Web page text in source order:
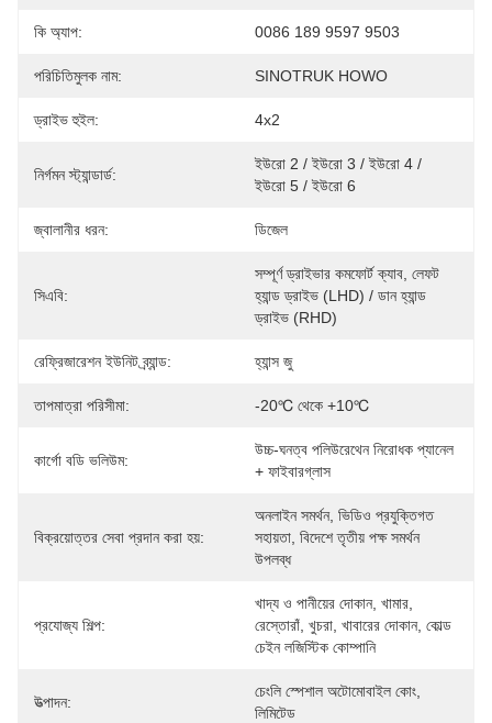
কি অ্যাপ: 0086 189 9597 9503
পরিচিতিমুলক নাম: SINOTRUK HOWO
ড্রাইভ হুইল: 4x2
নির্গমন স্ট্যান্ডার্ড:
ইউরো 2 / ইউরো 3 / ইউরো 4 /
ইউরো 5 / ইউরো 6
জ্বালানীর ধরন: ডিজেল
সিএবি:
সম্পূর্ণ ড্রাইভার কমফোর্ট ক্যাব, লেফট
হ্যান্ড ড্রাইভ (LHD) / ডান হ্যান্ড
ড্রাইভ (RHD)
রেফ্রিজারেশন ইউনিট ব্র্যান্ড: হ্যান্স জু
তাপমাত্রা পরিসীমা: -20℃ থেকে +10℃
কার্গো বডি ভলিউম:
উচ্চ-ঘনত্ব পলিউরেথেন নিরোধক প্যানেল
+ ফাইবারগ্লাস
বিক্রয়োত্তর সেবা প্রদান করা হয়:
অনলাইন সমর্থন, ভিডিও প্রযুক্তিগত
সহায়তা, বিদেশে তৃতীয় পক্ষ সমর্থন
উপলব্ধ
প্রযোজ্য শিল্প:
খাদ্য ও পানীয়ের দোকান, খামার,
রেস্তোরাঁ, খুচরা, খাবারের দোকান, কোল্ড
চেইন লজিস্টিক কোম্পানি
উত্পাদন:
চেংলি স্পেশাল অটোমোবাইল কোং,
লিমিটেড